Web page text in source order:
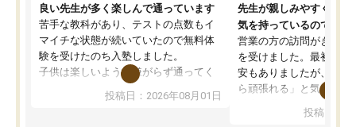
良い先生が多く楽しんで通っています
苦手な教科があり、テストの点数もイ
マイチな状態が続いていたので無料体
験を受けたのち入塾しました。
子供は楽しいようで嫌がらず通ってく
先生は良い方が多く、いつも笑顔で対
投稿日：2026年08月01日
先生が親しみやすく勉強
気を持っているので安心
営業の方の訪問がきっか
を受けました。最初は続
安もありましたが、子ど
ら頑張れる」と気に入り
ても分かりやすく、学
投稿日：